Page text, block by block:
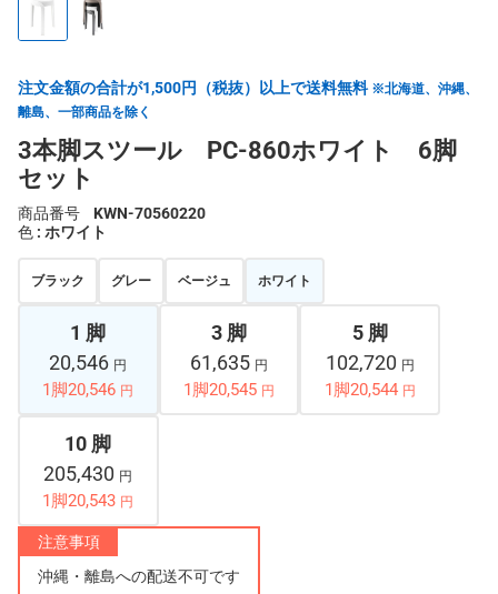
注文金額の合計が1,500円（税抜）以上で送料無料 ※北海道、沖縄、
離島、一部商品を除く
3本脚スツール PC-860ホワイト 6脚
セット
商品番号
KWN-70560220
色 : ホワイト
ブラック グレー ベージュ ホワイト
1 脚
20,546 円
1脚20,546 円
3 脚
61,635 円
1脚20,545 円
5 脚
102,720 円
1脚20,544 円
10 脚
205,430 円
1脚20,543 円
注意事項
沖縄・離島への配送不可です